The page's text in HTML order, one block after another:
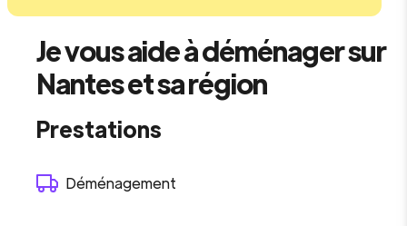
Je vous aide à déménager sur
Nantes et sa région
Prestations
Déménagement